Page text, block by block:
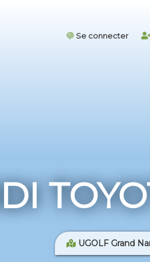
Se connecter
UGOLF Grand